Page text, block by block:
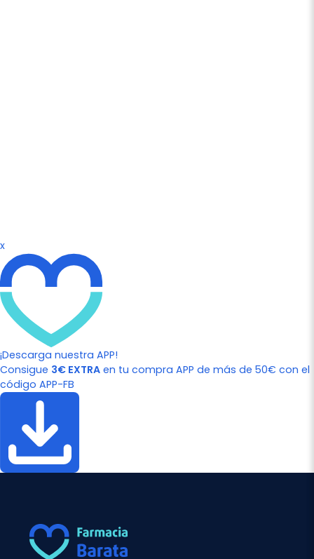
x
¡Descarga nuestra APP!
Consigue 3€ EXTRA en tu compra APP de más de 50€ con el
código APP-FB